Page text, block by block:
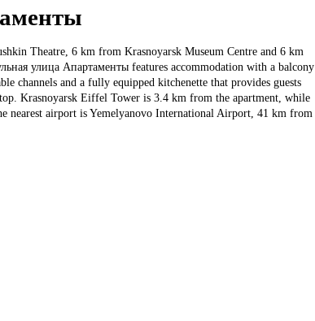
Theatre, 6 km from Krasnoyarsk Museum Centre and 6 km
улица Апартаменты features accommodation with a balcony
channels and a fully equipped kitchenette that provides guests
Krasnoyarsk Eiffel Tower is 3.4 km from the apartment, while
nearest airport is Yemelyanovo International Airport, 41 km from